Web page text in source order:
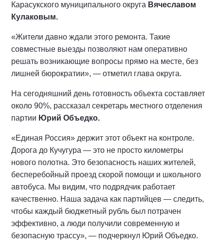
Карасукского муниципального округа Вячеславом
Кулаковым.
«Жители давно ждали этого ремонта. Такие
совместные выезды позволяют нам оперативно
решать возникающие вопросы прямо на месте, без
лишней бюрократии», — отметил глава округа.
На сегодняшний день готовность объекта составляет
около 90%, рассказал секретарь местного отделения
партии Юрий Объедко.
«Единая Россия» держит этот объект на контроле.
Дорога до Кучугура — это не просто километры
нового полотна. Это безопасность наших жителей,
бесперебойный проезд скорой помощи и школьного
автобуса. Мы видим, что подрядчик работает
качественно. Наша задача как партийцев — следить,
чтобы каждый бюджетный рубль был потрачен
эффективно, а люди получили современную и
безопасную трассу», — подчеркнул Юрий Объедко.